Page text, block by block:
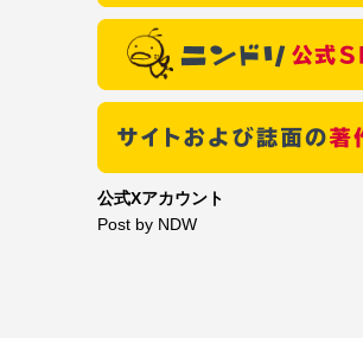
公式Xアカウント
Post by NDW